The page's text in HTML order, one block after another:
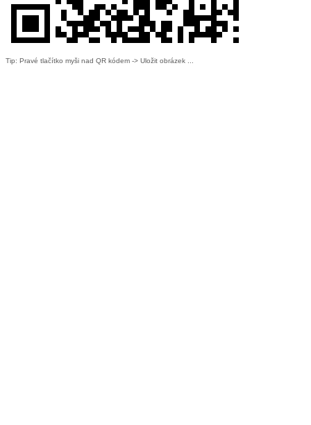
Tip: Pravé tlačítko myši nad QR kódem -> Uložit obrázek ...